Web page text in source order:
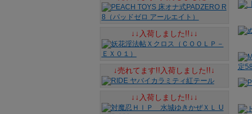
↓↓入荷しました!!↓↓
↓売れてます!!入荷しました!!↓
↓↓入荷しました!!↓↓